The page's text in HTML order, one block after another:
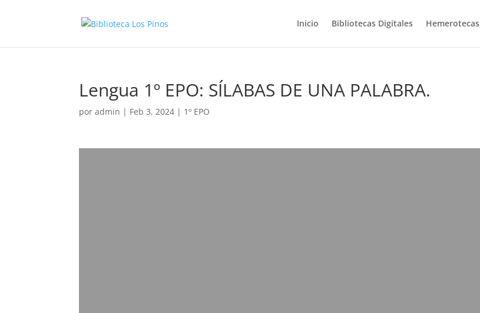
Inicio Bibliotecas Digitales Hemerotecas
Lengua 1º EPO: SÍLABAS DE UNA PALABRA.
poradmin | Feb 3, 2024 | 1º EPO